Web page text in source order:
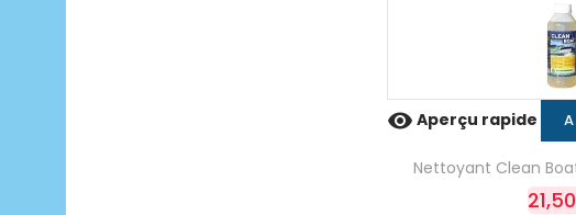
 Aperçu rapide
Nettoyant Clean